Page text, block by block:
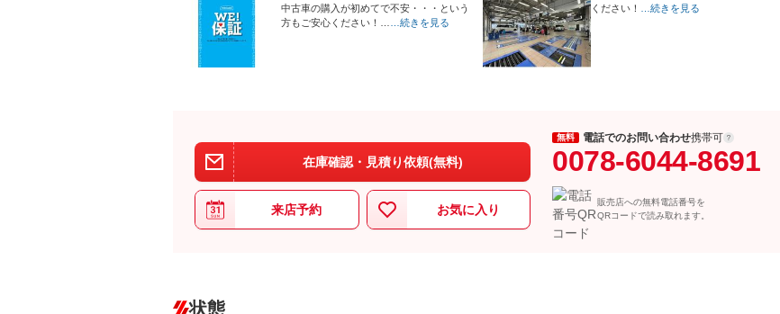
中古車の購入が初めてで不安・・・という
方もご安心ください！…
…続きを見る
ください！
…続きを見る
在庫確認・見積り依頼(無料)
来店予約 お気に入り
無料 電話でのお問い合わせ携帯可
0078-6044-8691
販売店への無料電話番号を
QRコードで読み取れます。
状態